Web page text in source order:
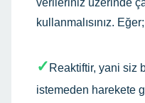
verileriniz üzerinde
kullanmalısınız. Eğer;
✓ Reaktiftir, yani siz
istemeden harekete